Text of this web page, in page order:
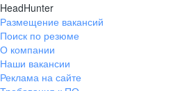
HeadHunter
Размещение вакансий
Поиск по резюме
О компании
Наши вакансии
Реклама на сайте